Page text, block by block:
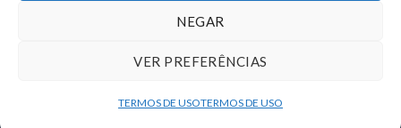
NEGAR
VER PREFERÊNCIAS
TERMOS DE USOTERMOS DE USO
Copyright 2026 ©portalcontexto.com.br